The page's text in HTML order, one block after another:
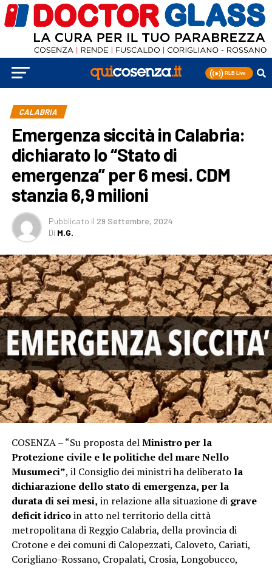
CALABRIA
Emergenza siccità in Calabria:
dichiarato lo “Stato di
emergenza” per 6 mesi. CDM
stanzia 6,9 milioni
Pubblicato il 29 Settembre, 2024
Di M.G.
COSENZA – “Su proposta delMinistro per la
Protezione civile e le politiche del mare Nello
Musumeci”, il Consiglio dei ministri ha deliberatola
dichiarazione dello stato di emergenza, per la
durata di sei mesi, in relazione alla situazione di grave
deficit idricoin atto nel territorio della città
metropolitana di Reggio Calabria, della provincia di
Crotone e dei comuni di Calopezzati, Caloveto, Cariati,
Corigliano-Rossano, Cropalati, Crosia, Longobucco,